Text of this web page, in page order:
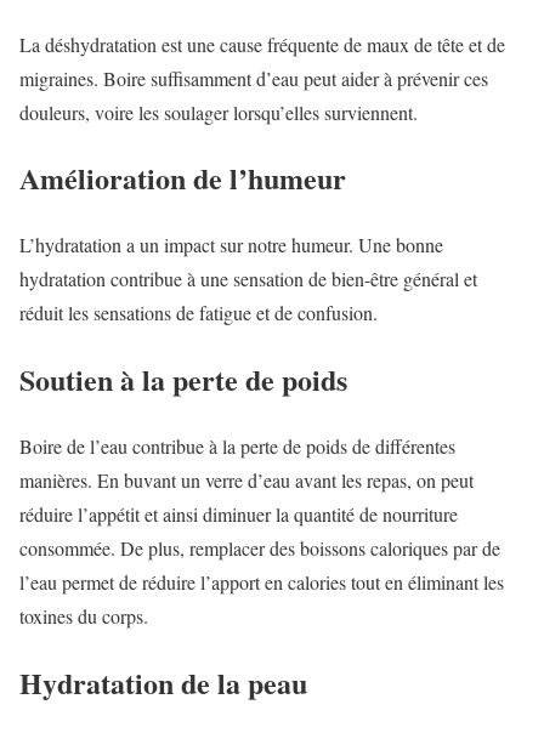
La déshydratation est une cause fréquente de maux de tête et de
migraines. Boire suffisamment d’eau peut aider à prévenir ces
douleurs, voire les soulager lorsqu’elles surviennent.
Amélioration de l’humeur
L’hydratation a un impact sur notre humeur. Une bonne
hydratation contribue à une sensation de bien-être général et
réduit les sensations de fatigue et de confusion.
Soutien à la perte de poids
Boire de l’eau contribue à la perte de poids de différentes
manières. En buvant un verre d’eau avant les repas, on peut
réduire l’appétit et ainsi diminuer la quantité de nourriture
consommée. De plus, remplacer des boissons caloriques par de
l’eau permet de réduire l’apport en calories tout en éliminant les
toxines du corps.
Hydratation de la peau